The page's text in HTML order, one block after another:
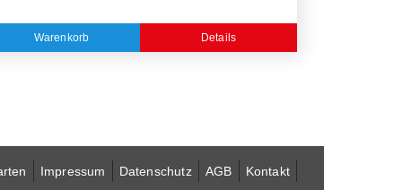
Warenkorb Details
Impressum Datenschutz AGB Kontakt